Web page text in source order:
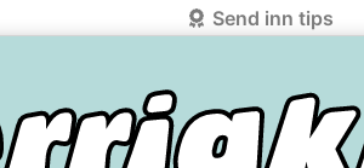
Send inn tips